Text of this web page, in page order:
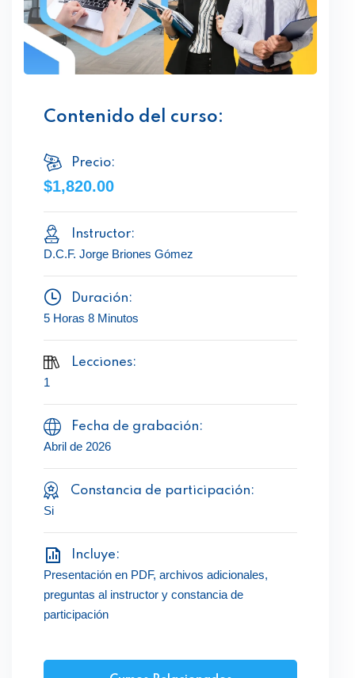
Contenido del curso:
Precio:
$1,820.00
Instructor:
D.C.F. Jorge Briones Gómez
Duración:
5 Horas 8 Minutos
Lecciones:
1
Fecha de grabación:
Abril de 2026
Constancia de participación:
Si
Incluye:
Presentación en PDF, archivos adicionales,
preguntas al instructor y constancia de
participación